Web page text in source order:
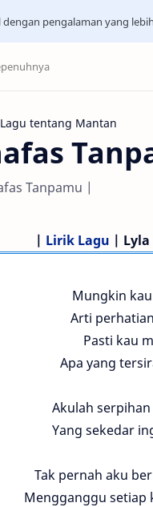
pengalaman yang
Lagu tentang Mantan
Tanpamu |
| Lirik Lagu | Lyla
Mungkin
Arti
Pasti kau
Apa yang
Akulah
Yang sekedar
Tak pernah aku
Mengganggu setiap